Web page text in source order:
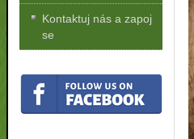
Kontaktuj nás a zapoj
se